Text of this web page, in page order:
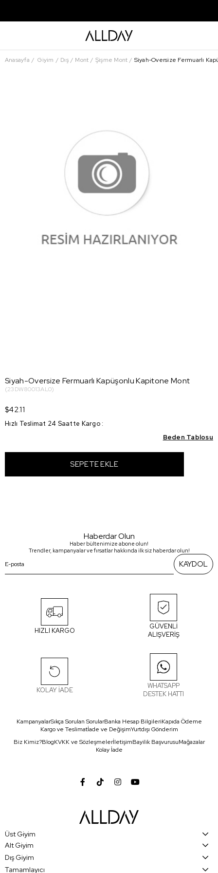
Anasayfa Giyim Dış Mont Şişme Mont Siyah-Oversize Fermuarlı
Siyah-Oversize Fermuarlı Kapüşonlu Kapitone Mont
(23DW80013AL0)
$42.11
Hızlı Teslimat 24 Saatte Kargo :
Beden Tablosu
Haberdar Olun
Haber bültenimize abone olun!
Trendler, kampanyalar ve fırsatlar hakkında ilk siz haberdar olun!
KAYDOL
HIZLI KARGO
GÜVENLİ
ALIŞVERİŞ
KOLAY İADE
WHATSAPP
DESTEK HATTI
KampanyalarSıkça Sorulan SorularBanka Hesap BilgileriKapıda Ödeme
Kargo ve Teslimatİade ve DeğişimYurtdışı Gönderim
Biz Kimiz?BlogKVKK ve SözleşmelerİletişimBayilik BaşvurusuMağazalar
Kolay İade
Üst Giyim
Alt Giyim
Dış Giyim
Tamamlayıcı